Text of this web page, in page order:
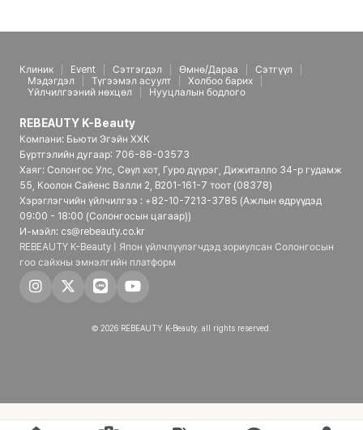
Клиник Event Сэтгэгдэл Өмнө/Дараа
Сэтгүүл
Мэдэгдэл
Түгээмэл асуулт
Холбоо барих
Үйлчилгээний нөхцөл
Нууцлалын бодлого
REBEAUTY K-Beauty
Компани: Бьюти Эгэйн ХХК
Бүртгэлийн дугаар: 706-88-03573
Хаяг: Солонгос Улс, Сөүл хот, Гуро дүүрэг, Дижиталло 34-р гудамж
55, Коолон Сайенс Вэлли 2, B201-161-7 тоот (08378)
Хэрэглэгчийн үйлчилгээ : +82-10-7213-3785 (Ажлын өдрүүдэд
09:00 - 18:00 (Солонгосын цагаар))
И-мэйл: cs@rebeauty.co.kr
REBEAUTY K-Beauty | Япон үйлчлүүлэгчдэд зориулсан Солонгосын
гоо сайхны эмнэлгийн платформ
© 2026 REBEAUTY K-Beauty. all rights reserved.